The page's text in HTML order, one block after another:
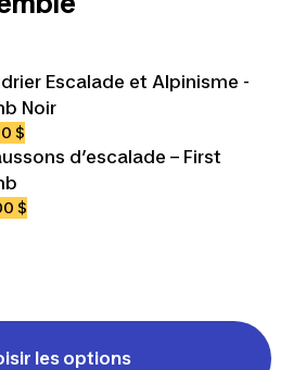
Escalade et Alpinisme -
Noir
$
d’escalade – First
$
les options